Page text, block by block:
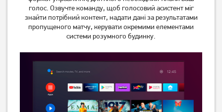
18 989грн 8 479грн
голос. Озвучте команду, щоб голосовий асистент міг
знайти потрібний контент, надати дані за результатами
пропущеного матчу, керувати окремими елементами
системи розумного будинку.